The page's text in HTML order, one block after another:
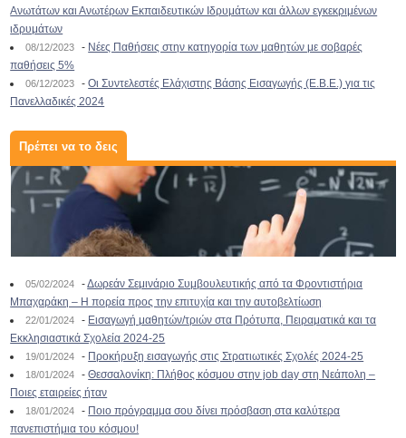
Ανωτάτων και Ανωτέρων Εκπαιδευτικών Ιδρυμάτων και άλλων εγκεκριμένων
ιδρυμάτων
08/12/2023 - Νέες Παθήσεις στην κατηγορία των μαθητών με σοβαρές
παθήσεις 5%
06/12/2023 -Οι Συντελεστές Ελάχιστης Βάσης Εισαγωγής (Ε.Β.Ε.) για τις
Πανελλαδικές 2024
Πρέπει να το δεις
05/02/2024 -Δωρεάν Σεμινάριο Συμβουλευτικής από τα Φροντιστήρια
Μπαχαράκη – Η πορεία προς την επιτυχία και την αυτοβελτίωση
22/01/2024 - Εισαγωγή μαθητών/τριών στα Πρότυπα, Πειραματικά και τα
Εκκλησιαστικά Σχολεία 2024-25
19/01/2024 - Προκήρυξη εισαγωγής στις Στρατιωτικές Σχολές 2024-25
18/01/2024 -Θεσσαλονίκη: Πλήθος κόσμου στην job day στη Νεάπολη –
Ποιες εταιρείες ήταν
18/01/2024 - Ποιο πρόγραμμα σου δίνει πρόσβαση στα καλύτερα
πανεπιστήμια του κόσμου!